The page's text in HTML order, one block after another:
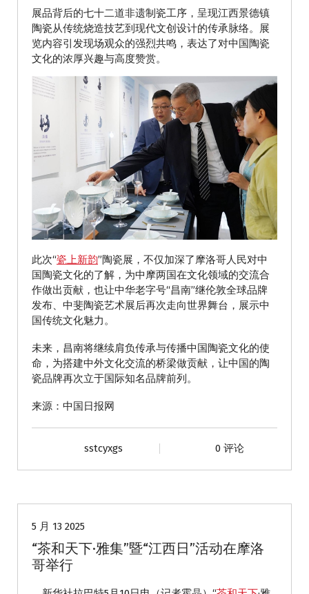
展品背后的七十二道非遗制瓷工序，呈现江西景德镇
陶瓷从传统烧造技艺到现代文创设计的传承脉络。展
览内容引发现场观众的强烈共鸣，表达了对中国陶瓷
文化的浓厚兴趣与高度赞赏。
此次“瓷上新韵”陶瓷展，不仅加深了摩洛哥人民对中
国陶瓷文化的了解，为中摩两国在文化领域的交流合
作做出贡献，也让中华老字号“昌南”继伦敦全球品牌
发布、中斐陶瓷艺术展后再次走向世界舞台，展示中
国传统文化魅力。
未来，昌南将继续肩负传承与传播中国陶瓷文化的使
命，为搭建中外文化交流的桥梁做贡献，让中国的陶
瓷品牌再次立于国际知名品牌前列。
来源：中国日报网
sstcyxgs 0 评论
5 月 13 2025
“茶和天下·雅集”暨“江西日”活动在摩洛
哥举行